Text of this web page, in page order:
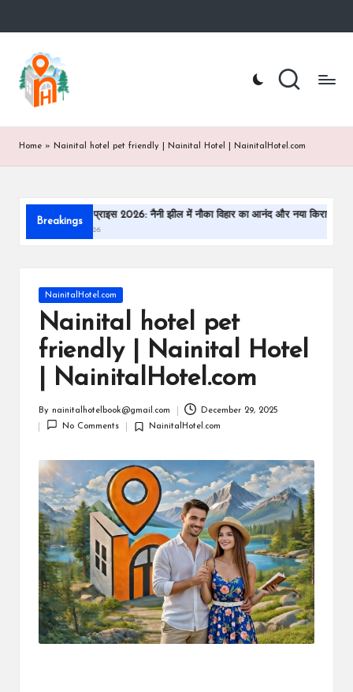
Skip
content
n
ai
ni
t
lh
Nainital
Hotel
Booking
Home » Nainital hotel pet friendly | Nainital Hotel | NainitalHotel.com
Breakings
बोटिंग प्राइस 2026: नैनी झील में नौका विहार का आनंद और नया किराया नैनीताल घूमने का
Posted
in
NainitalHotel.com
Nainital hotel pet
friendly | Nainital Hotel
| NainitalHotel.com
by
By nainitalhotelbook@gmail.com
December 29, 2025
No Comments
Posted
NainitalHotel.com